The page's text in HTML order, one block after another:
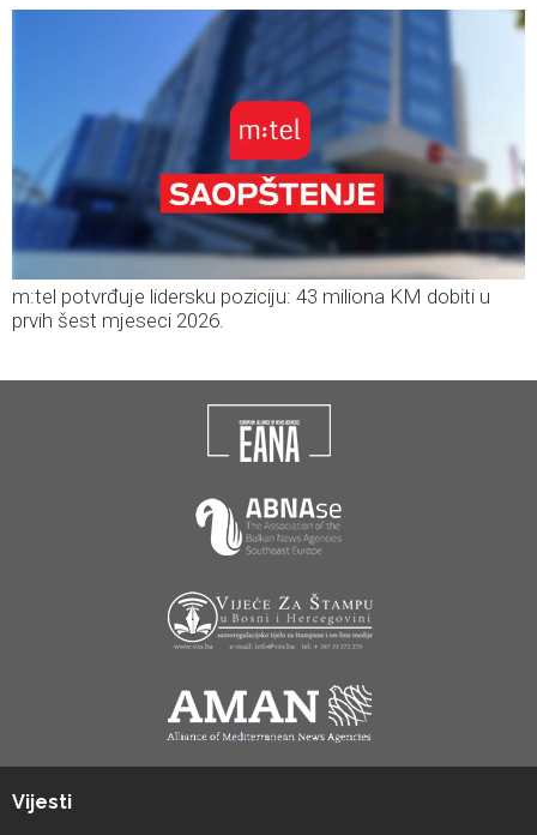
m:tel potvrđuje lidersku poziciju: 43 miliona KM dobiti u
prvih šest mjeseci 2026.
Vijesti